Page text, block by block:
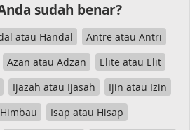
sudah benar?
atau Handal
Antre atau Antri
Azan atau Adzan
Elite atau Elit
Ijazah atau Ijasah
Ijin atau Izin
Isap atau Hisap